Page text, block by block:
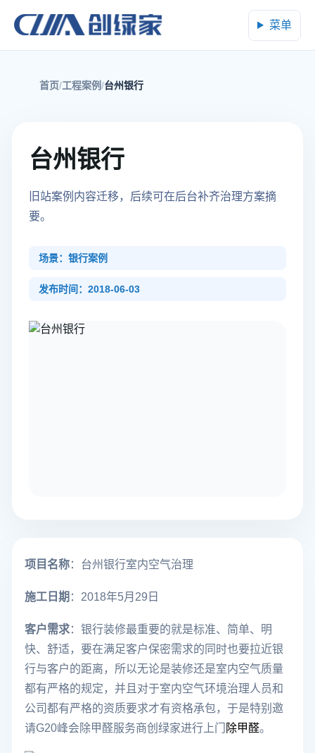
菜单
首页 工程案例 台州银行
台州银行
旧站案例内容迁移，后续可在后台补齐治理方案摘
要。
场景：银行案例
发布时间：2018-06-03
项目名称：台州银行室内空气治理
施工日期 ：2018年5月29日
客户需求：银行装修最重要的就是标准、简单、明
快、舒适，要在满足客户保密需求的同时也要拉近银
行与客户的距离，所以无论是装修还是室内空气质量
都有严格的规定，并且对于室内空气环境治理人员和
公司都有严格的资质要求才有资格承包，于是特别邀
请G20峰会除甲醛服务商创绿家进行上门
除甲醛。